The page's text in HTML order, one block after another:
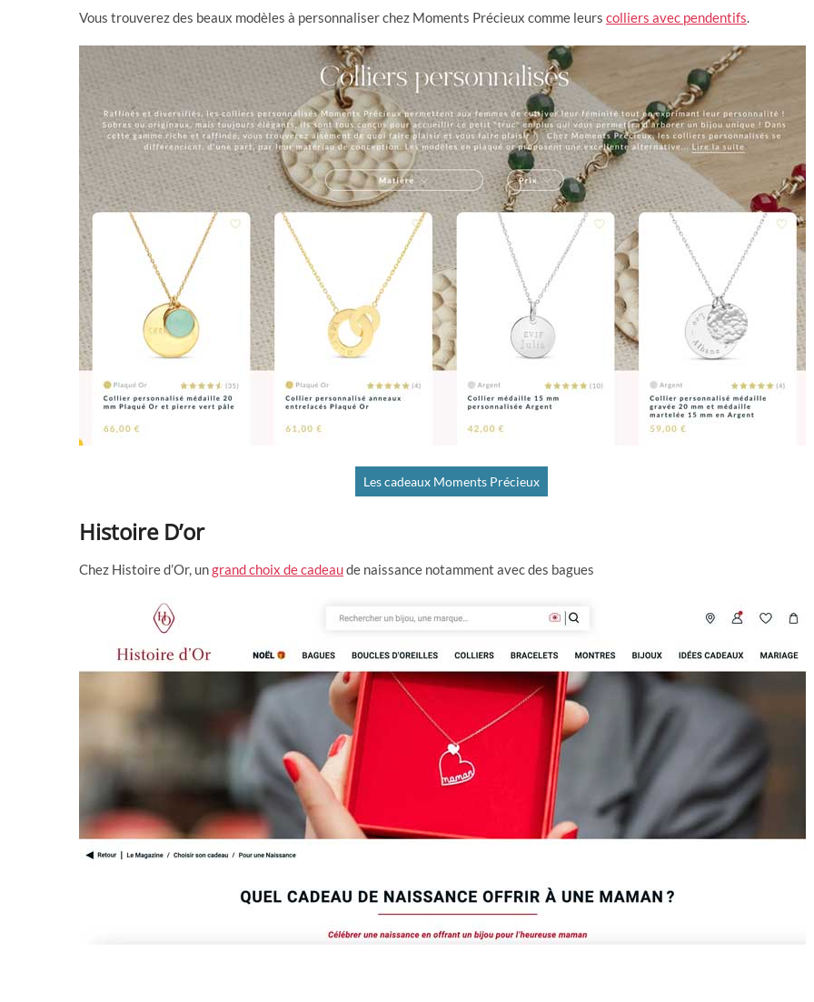
Vous trouverez des beaux modèles à personnaliser chez Moments Précieux comme leurs colliers avec pendentifs.
Les cadeaux Moments Précieux
Histoire D’or
Chez Histoire d’Or, ungrand choix de cadeaude naissance notamment avec des bagues